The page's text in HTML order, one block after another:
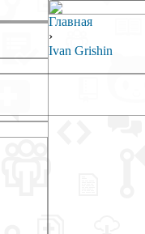
Главная
›
Ivan Grishin